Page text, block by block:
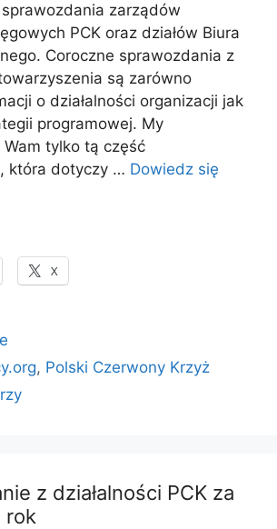
zarządów
PCK oraz działów Biura
Coroczne sprawozdania z
są zarówno
o działalności organizacji jak
programowej. My
tylko tą część
która dotyczy … Dowiedz się
X
, Polski Czerwony Krzyż
z działalności PCK za
rok